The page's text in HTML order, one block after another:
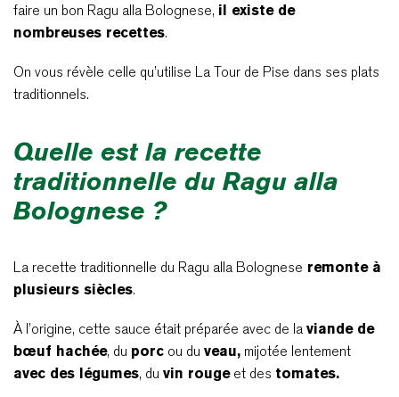
faire un bon Ragu alla Bolognese, il existe de
nombreuses recettes.
On vous révèle celle qu’utilise La Tour de Pise dans ses plats
traditionnels.
Quelle est la recette
traditionnelle du Ragu alla
Bolognese ?
La recette traditionnelle du Ragu alla Bolognese remonte à
plusieurs siècles.
À l’origine, cette sauce était préparée avec de laviande de
bœuf hachée, du porc ou du veau, mijotée lentement
avec des légumes, du vin rougeet des tomates.